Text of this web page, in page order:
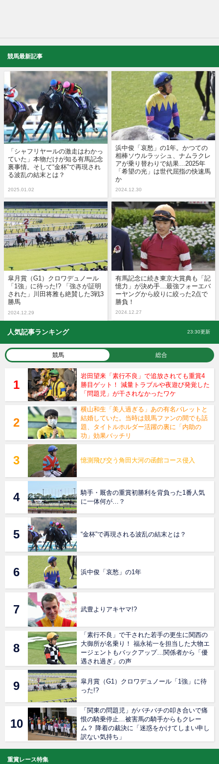
競馬最新記事
「シャフリヤールの激走はわかっ
ていた」本物だけが知る有馬記念
裏事情。そして“金杯”で再現され
る波乱の結末とは？
2025.01.02
浜中俊「哀愁」の1年。かつての
相棒ソウルラッシュ、ナムラクレ
アが乗り替わりで結果…2025年
「希望の光」は世代屈指の快速馬
か
2024.12.30
皐月賞（G1）クロワデュノール
「1強」に待った!? 「強さが証明
された」川田将雅も絶賛した3戦3
勝馬
2024.12.29
有馬記念に続き東京大賞典も「記
憶力」が決め手…最強フォーエバ
ーヤングから絞りに絞った2点で
勝負！
2024.12.27
人気記事ランキング 23:30更新
競馬 総合
岩田望来「素行不良」で追放されても重賞4
勝目ゲット！ 減量トラブルや夜遊び発覚した
「問題児」が干されなかったワケ
横山和生「美人過ぎる」あの有名バレットと
結婚していた。当時は競馬ファンの間でも話
題、タイトルホルダー活躍の裏に「内助の
功」効果バッチリ
憶測飛び交う角田大河の函館コース侵入
騎手・厩舎の重賞初勝利を背負った1番人気
に一体何が…？
“金杯”で再現される波乱の結末とは？
浜中俊「哀愁」の1年
武豊よりアキヤマ!?
「素行不良」で干された若手の更生に関西の
大御所が名乗り！ 福永祐一を担当した大物エ
ージェントもバックアップ…関係者から「優
遇され過ぎ」の声
皐月賞（G1）クロワデュノール「1強」に待
った!?
「関東の問題児」がバチバチの叩き合いで痛
恨の騎乗停止…被害馬の騎手からもクレー
ム？ 降着の裁決に「迷惑をかけてしまい申し
訳ない気持ち」
重賞レース特集